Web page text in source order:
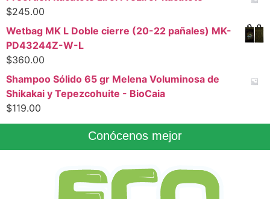
$245.00
Wetbag MK L Doble cierre (20-22 pañales) MK-
PD43244Z-W-L
$360.00
Shampoo Sólido 65 gr Melena Voluminosa de
Shikakai y Tepezcohuite - BioCaia
$119.00
Conócenos mejor